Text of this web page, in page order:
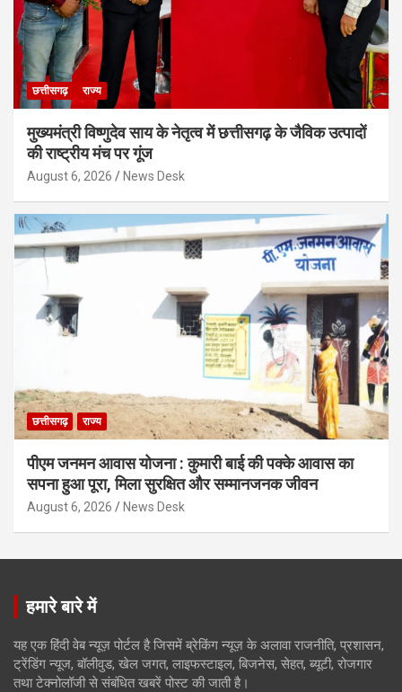
छत्तीसगढ़ राज्य
मुख्यमंत्री विष्णुदेव साय के नेतृत्व में छत्तीसगढ़ के जैविक उत्पादों
की राष्ट्रीय मंच पर गूंज
August 6, 2026 News Desk
छत्तीसगढ़ राज्य
पीएम जनमन आवास योजना : कुमारी बाई की पक्के आवास का
सपना हुआ पूरा, मिला सुरक्षित और सम्मानजनक जीवन
August 6, 2026 News Desk
हमारे बारे में
यह एक हिंदी वेब न्यूज़ पोर्टल है जिसमें ब्रेकिंग न्यूज़ के अलावा राजनीति, प्रशासन,
ट्रेंडिंग न्यूज, बॉलीवुड, खेल जगत, लाइफस्टाइल, बिजनेस, सेहत, ब्यूटी, रोजगार
तथा टेक्नोलॉजी से संबंधित खबरें पोस्ट की जाती है।